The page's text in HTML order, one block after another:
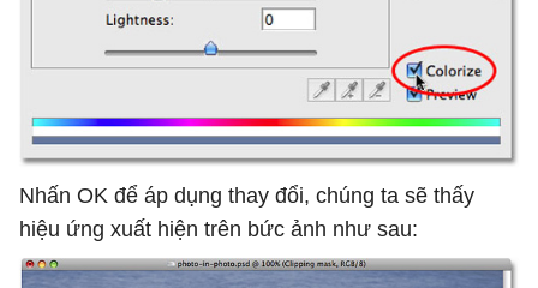
Nhấn OK để áp dụng thay đổi, chúng ta sẽ thấy
hiệu ứng xuất hiện trên bức ảnh như sau: